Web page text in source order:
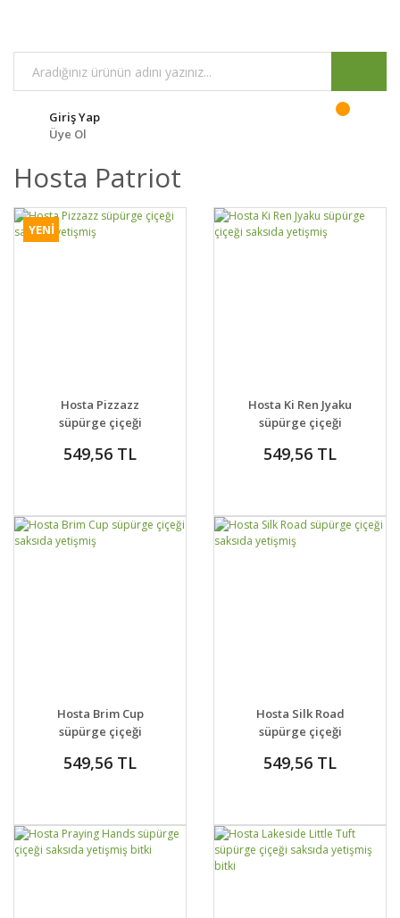
Giriş Yap
Üye Ol
Hosta Patriot
YENİ
DETAYLAR SEPETE EKLE
Hosta Pizzazz
süpürge çiçeği
549,56 TL
DETAYLAR SEPETE EKLE
Hosta Ki Ren Jyaku
süpürge çiçeği
549,56 TL
DETAYLAR SEPETE EKLE
Hosta Brim Cup
süpürge çiçeği
549,56 TL
DETAYLAR SEPETE EKLE
Hosta Silk Road
süpürge çiçeği
549,56 TL